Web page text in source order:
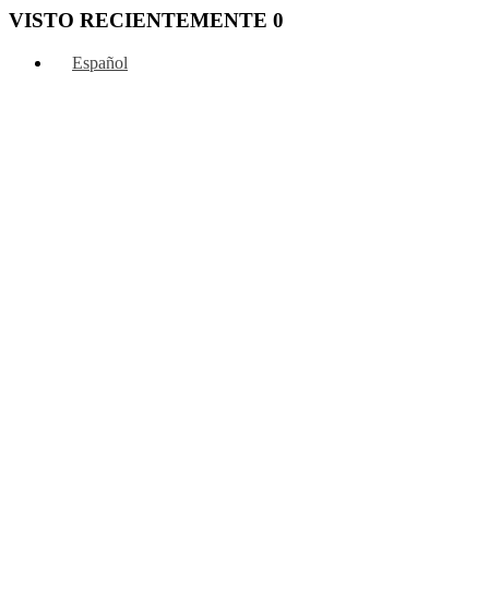
VISTO RECIENTEMENTE 0
Español